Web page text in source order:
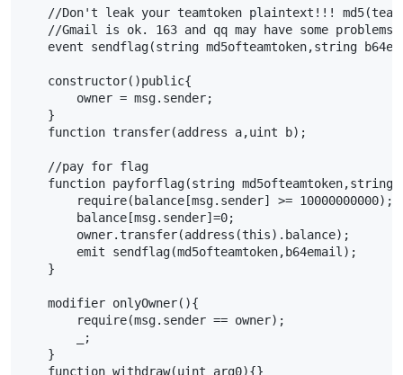
//Don't leak your teamtoken plaintext!!!
    //Gmail is ok. 163 and qq may have some problems.
event sendflag(string md5ofteamtoken,string
    constructor()public{
        owner = msg.sender;
    }
    function transfer(address a,uint b);
    //pay for flag
function payforflag(string md5ofteamtoken,string
        require(balance[msg.sender] >= 10000000000);
        balance[msg.sender]=0;
        owner.transfer(address(this).balance);
        emit sendflag(md5ofteamtoken,b64email);
    }
    modifier onlyOwner(){
        require(msg.sender == owner);
        _;
    }
    function withdraw(uint arg0){}